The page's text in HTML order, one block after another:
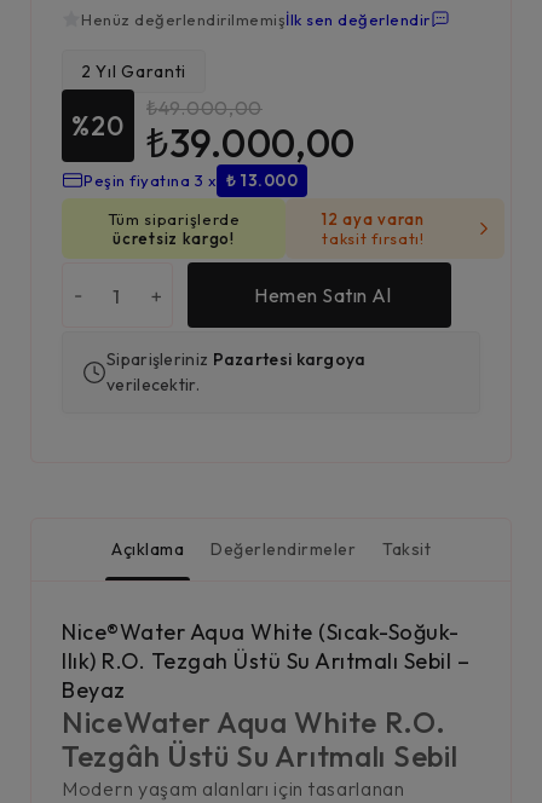
Henüz değerlendirilmemişİlk sen değerlendir
2 Yıl Garanti
%20
₺49.000,00
₺39.000,00
Peşin fiyatına 3 x ₺ 13.000
Tüm siparişlerde
ücretsiz kargo!
12 aya varan
taksit fırsatı!
- + Hemen Satın Al
Siparişleriniz Pazartesi kargoya
verilecektir.
Açıklama Değerlendirmeler Taksit
Nice®Water Aqua White (Sıcak-Soğuk-
Ilık) R.O. Tezgah Üstü Su Arıtmalı Sebil –
Beyaz
NiceWater Aqua White R.O.
Tezgâh Üstü Su Arıtmalı Sebil
Modern yaşam alanları için tasarlanan